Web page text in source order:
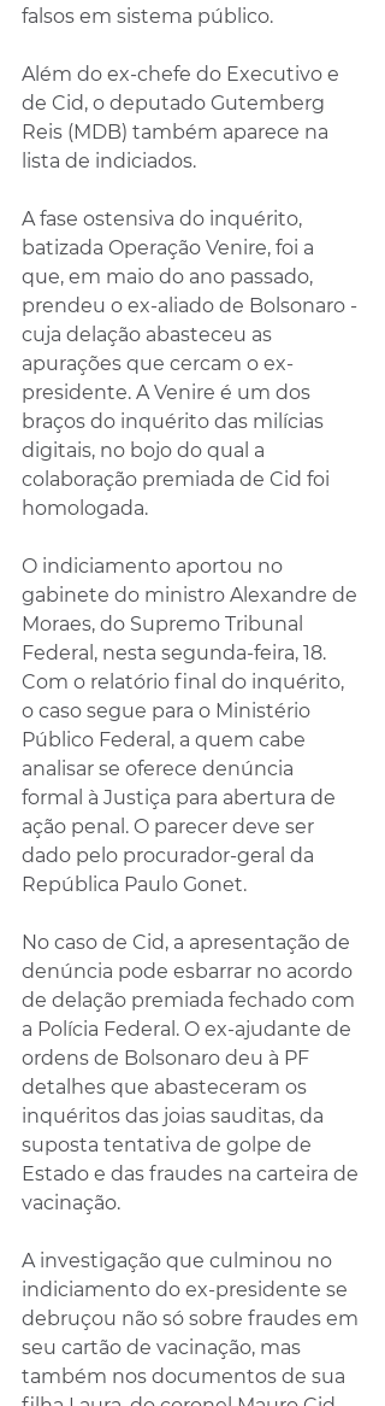
falsos em sistema público.
Além do ex-chefe do Executivo e
de Cid, o deputado Gutemberg
Reis (MDB) também aparece na
lista de indiciados.
A fase ostensiva do inquérito,
batizada Operação Venire, foi a
que, em maio do ano passado,
prendeu o ex-aliado de Bolsonaro -
cuja delação abasteceu as
apurações que cercam o ex-
presidente. A Venire é um dos
braços do inquérito das milícias
digitais, no bojo do qual a
colaboração premiada de Cid foi
homologada.
O indiciamento aportou no
gabinete do ministro Alexandre de
Moraes, do Supremo Tribunal
Federal, nesta segunda-feira, 18.
Com o relatório final do inquérito,
o caso segue para o Ministério
Público Federal, a quem cabe
analisar se oferece denúncia
formal à Justiça para abertura de
ação penal. O parecer deve ser
dado pelo procurador-geral da
República Paulo Gonet.
No caso de Cid, a apresentação de
denúncia pode esbarrar no acordo
de delação premiada fechado com
a Polícia Federal. O ex-ajudante de
ordens de Bolsonaro deu à PF
detalhes que abasteceram os
inquéritos das joias sauditas, da
suposta tentativa de golpe de
Estado e das fraudes na carteira de
vacinação.
A investigação que culminou no
indiciamento do ex-presidente se
debruçou não só sobre fraudes em
seu cartão de vacinação, mas
também nos documentos de sua